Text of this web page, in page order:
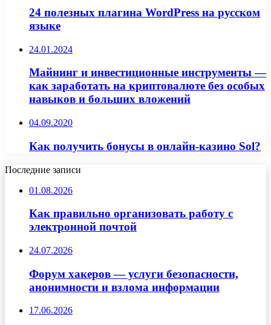
24 полезных плагина WordPress на русском
языке
24.01.2024
Майнинг и инвестиционные инструменты —
как заработать на криптовалюте без особых
навыков и больших вложений
04.09.2020
Как получить бонусы в онлайн-казино Sol?
Последние записи
01.08.2026
Как правильно организовать работу с
электронной почтой
24.07.2026
Форум хакеров — услуги безопасности,
анонимности и взлома информации
17.06.2026